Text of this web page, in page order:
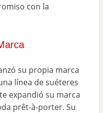
con la
su propia marca
línea de suéteres
expandió su marca
prêt-à-porter. Su